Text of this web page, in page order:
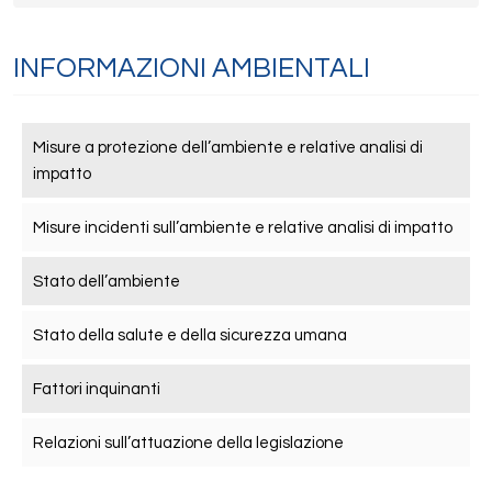
INFORMAZIONI AMBIENTALI
Misure a protezione dell’ambiente e relative analisi di
impatto
Misure incidenti sull’ambiente e relative analisi di impatto
Stato dell’ambiente
Stato della salute e della sicurezza umana
Fattori inquinanti
Relazioni sull’attuazione della legislazione